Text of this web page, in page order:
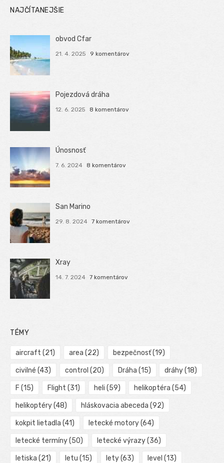
NAJČÍTANEJŠIE
obvod Cfar
21. 4. 2025 9 komentárov
Pojezdová dráha
12. 6. 2025 8 komentárov
Únosnosť
7. 6. 2024 8 komentárov
San Marino
29. 8. 2024 7 komentárov
Xray
14. 7. 2024 7 komentárov
TÉMY
aircraft (21) area (22) bezpečnosť(19)
civilné (43) control (20) Dráha (15) dráhy(18)
F (15) Flight (31) heli (59) helikoptéra (54)
helikoptéry(48) hláskovacia abeceda (92)
kokpit lietadla (41) letecké motory(64)
letecké termíny(50) letecké výrazy(36)
letiska (21) letu (15) lety(63) level (13)